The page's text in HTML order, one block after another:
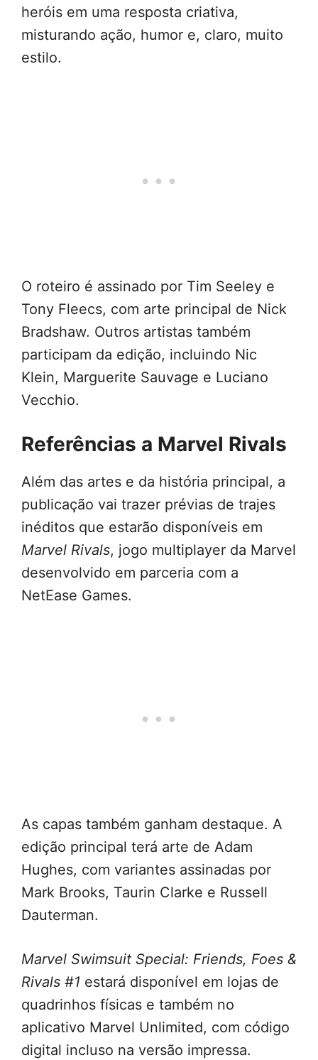
heróis em uma resposta criativa,
misturando ação, humor e, claro, muito
estilo.
O roteiro é assinado por Tim Seeley e
Tony Fleecs, com arte principal de Nick
Bradshaw. Outros artistas também
participam da edição, incluindo Nic
Klein, Marguerite Sauvage e Luciano
Vecchio.
Referências a Marvel Rivals
Além das artes e da história principal, a
publicação vai trazer prévias de trajes
inéditos que estarão disponíveis em
Marvel Rivals, jogo multiplayer da Marvel
desenvolvido em parceria com a
NetEase Games.
As capas também ganham destaque. A
edição principal terá arte de Adam
Hughes, com variantes assinadas por
Mark Brooks, Taurin Clarke e Russell
Dauterman.
Marvel Swimsuit Special: Friends, Foes &
Rivals #1 estará disponível em lojas de
quadrinhos físicas e também no
aplicativo Marvel Unlimited, com código
digital incluso na versão impressa.